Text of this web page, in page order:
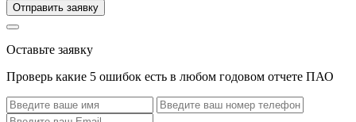
Отправить заявку
Оставьте заявку
Проверь какие 5 ошибок есть в любом годовом отчете ПАО